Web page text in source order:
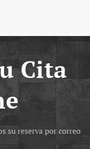
Cita
su reserva por correo